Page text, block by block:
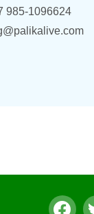
985-1096624